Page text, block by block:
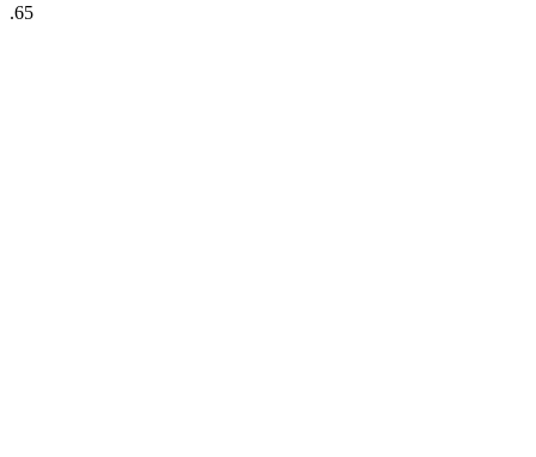
.65